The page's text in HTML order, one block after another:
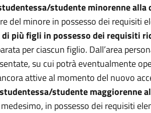
studente minorenne alla
del minore in possesso dei requisiti
di più figli in possesso dei requisiti
per ciascun figlio. Dall’area
su cui potrà eventualmente
attive al momento del nuovo
studente maggiorenne
in possesso dei requisiti